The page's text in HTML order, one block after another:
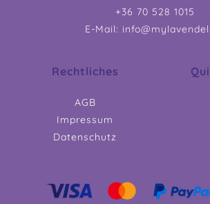
+36 70 528 1015
E-Mail:
Rechtliches
AGB
Impressum
Datenschutz